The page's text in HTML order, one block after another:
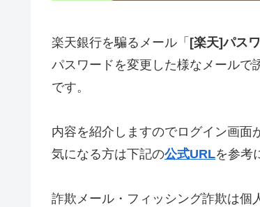
楽天銀行を騙るメール「 [楽天]パス
パスワードを変更した様なメールで
です。
内容を紹介しますのでログイン画面
気になる方は下記の公式URLを参考
詐欺メール・フィッシング詐欺は個